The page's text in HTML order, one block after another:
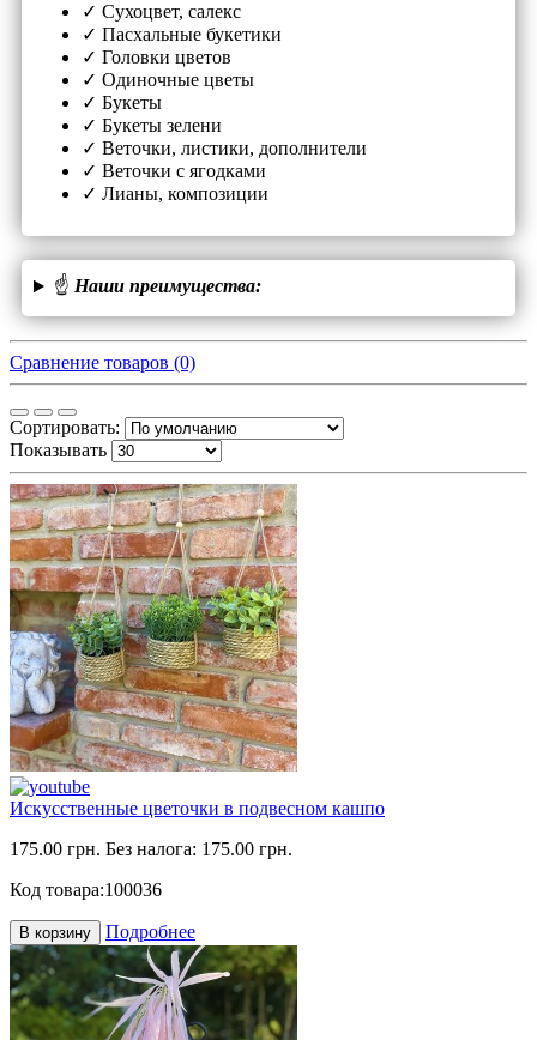
✓ Сухоцвет, салекс
✓ Пасхальные букетики
✓ Головки цветов
✓ Одиночные цветы
✓ Букеты
✓ Букеты зелени
✓ Веточки, листики, дополнители
✓ Веточки с ягодками
✓ Лианы, композиции
☝ Наши преимущества:
Сравнение товаров (0)
Сортировать:
Показывать
Искусственные цветочки в подвесном кашпо
175.00 грн. Без налога: 175.00 грн.
Код товара:100036
В корзину Подробнее